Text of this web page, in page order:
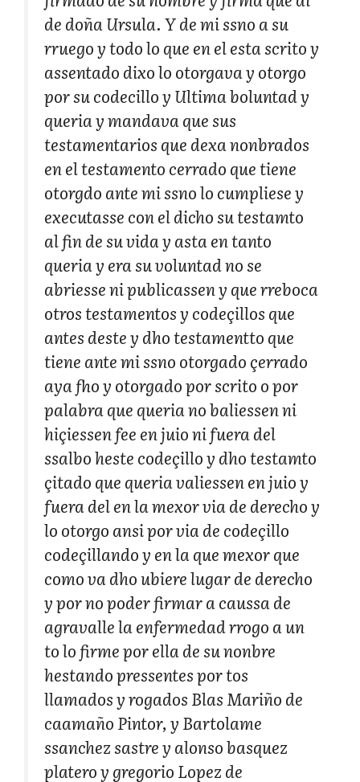
de doña Ursula. Y de mi ssno a su
rruego y todo lo que en el esta scrito y
assentado dixo lo otorgava y otorgo
por su codecillo y Ultima boluntad y
queria y mandava que sus
testamentarios que dexa nonbrados
en el testamento cerrado que tiene
otorgdo ante mi ssno lo cumpliese y
executasse con el dicho su testamto
al fin de su vida y asta en tanto
queria y era su voluntad no se
abriesse ni publicassen y que rreboca
otros testamentos y codeçillos que
antes deste y dho testamentto que
tiene ante mi ssno otorgado çerrado
aya fho y otorgado por scrito o por
palabra que queria no baliessen ni
hiçiessen fee en juio ni fuera del
ssalbo heste codeçillo y dho testamto
çitado que queria valiessen en juio y
fuera del en la mexor via de derecho y
lo otorgo ansi por via de codeçillo
codeçillando y en la que mexor que
como va dho ubiere lugar de derecho
y por no poder firmar a caussa de
agravalle la enfermedad rrogo a un
to lo firme por ella de su nonbre
hestando pressentes por tos
llamados y rogados Blas Mariño de
caamaño Pintor, y Bartolame
ssanchez sastre y alonso basquez
platero y gregorio Lopez de